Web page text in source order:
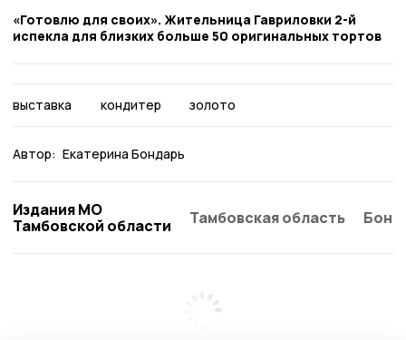
«Готовлю для своих». Жительница Гавриловки 2-й
испекла для близких больше 50 оригинальных тортов
выставка кондитер золото
Автор: Екатерина Бондарь
Издания МО
Тамбовской области
Тамбовская область